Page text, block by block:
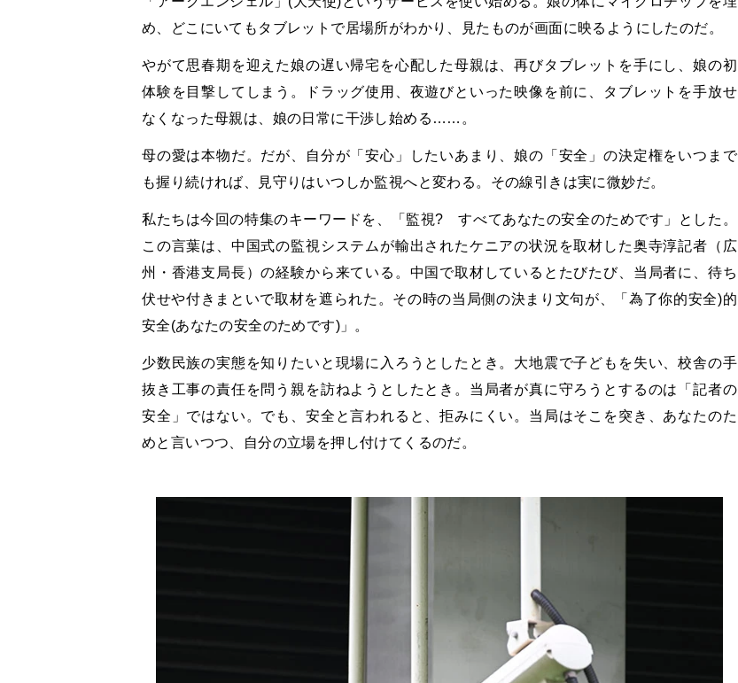
め、どこにいてもタブレットで居場所がわかり、見たものが画面に映るようにしたのだ。
やがて思春期を迎えた娘の遅い帰宅を心配した母親は、再びタブレットを手にし、娘の初
体験を目撃してしまう。ドラッグ使用、夜遊びといった映像を前に、タブレットを手放せ
なくなった母親は、娘の日常に干渉し始める……。
母の愛は本物だ。だが、自分が「安心」したいあまり、娘の「安全」の決定権をいつまで
も握り続ければ、見守りはいつしか監視へと変わる。その線引きは実に微妙だ。
私たちは今回の特集のキーワードを、「監視? すべてあなたの安全のためです」とした。
この言葉は、中国式の監視システムが輸出されたケニアの状況を取材した奥寺淳記者（広
州・香港支局長）の経験から来ている。中国で取材しているとたびたび、当局者に、待ち
伏せや付きまといで取材を遮られた。その時の当局側の決まり文句が、「為了你的安全)的
安全(あなたの安全のためです)」。
少数民族の実態を知りたいと現場に入ろうとしたとき。大地震で子どもを失い、校舎の手
抜き工事の責任を問う親を訪ねようとしたとき。当局者が真に守ろうとするのは「記者の
安全」ではない。でも、安全と言われると、拒みにくい。当局はそこを突き、あなたのた
めと言いつつ、自分の立場を押し付けてくるのだ。